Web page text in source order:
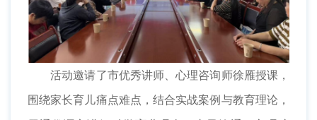
活动邀请了市优秀讲师、心理咨询师徐雁授课，
围绕家长育儿痛点难点，结合实战案例与教育理论，